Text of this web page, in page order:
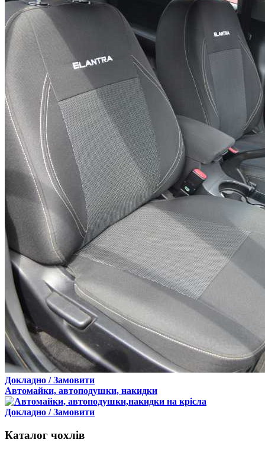
Докладно / Замовити
Автомайки, автоподушки, накидки
Докладно / Замовити
Каталог чохлів